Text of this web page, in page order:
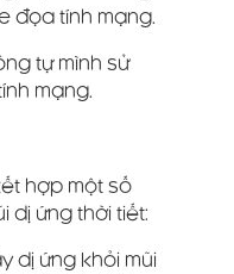
đọa tính mạng.
tự mình sử
mạng.
hợp một số
dị ứng thời tiết:
dị ứng khỏi mũi